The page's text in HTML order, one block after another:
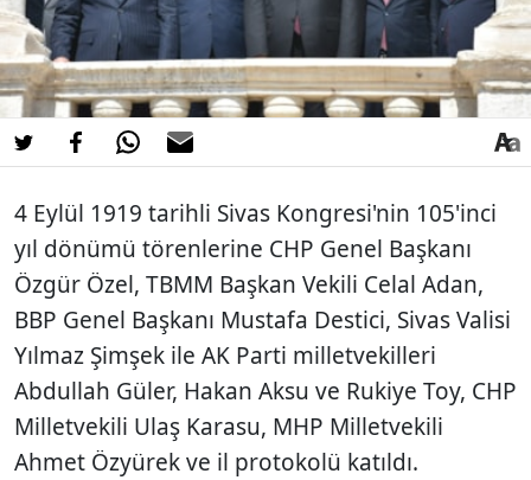
4 Eylül 1919 tarihli Sivas Kongresi'nin 105'inci
yıl dönümü törenlerine CHP Genel Başkanı
Özgür Özel, TBMM Başkan Vekili Celal Adan,
BBP Genel Başkanı Mustafa Destici, Sivas Valisi
Yılmaz Şimşek ile AK Parti milletvekilleri
Abdullah Güler, Hakan Aksu ve Rukiye Toy, CHP
Milletvekili Ulaş Karasu, MHP Milletvekili
Ahmet Özyürek ve il protokolü katıldı.